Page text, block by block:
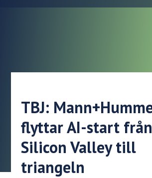
TBJ:
flyttar AI-start från
Silicon Valley till
triangeln